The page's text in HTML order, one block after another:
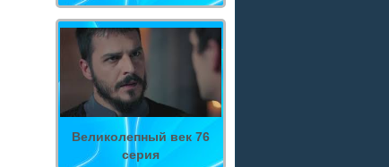
Великолепный век 76
серия